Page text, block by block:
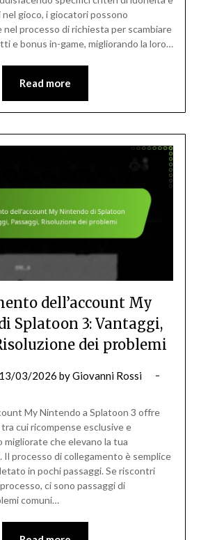
gioco, i giocatori possono
processo di richiesta per scambiare
e bonus in-game, migliorando la loro…
Read more
dell’account My
Splatoon 3: Vantaggi,
dei problemi
13/03/2026 byGiovanni Rossi
My Nintendo a Splatoon 3 offre
cui ricompense esclusive e
migliorate che elevano la tua
Il processo di collegamento è semplice
in pochi passaggi. Se riscontri
ci sono passaggi di
comuni…